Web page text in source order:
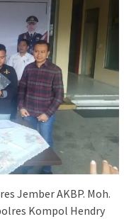
Jember AKBP. Moh.
Kompol Hendry